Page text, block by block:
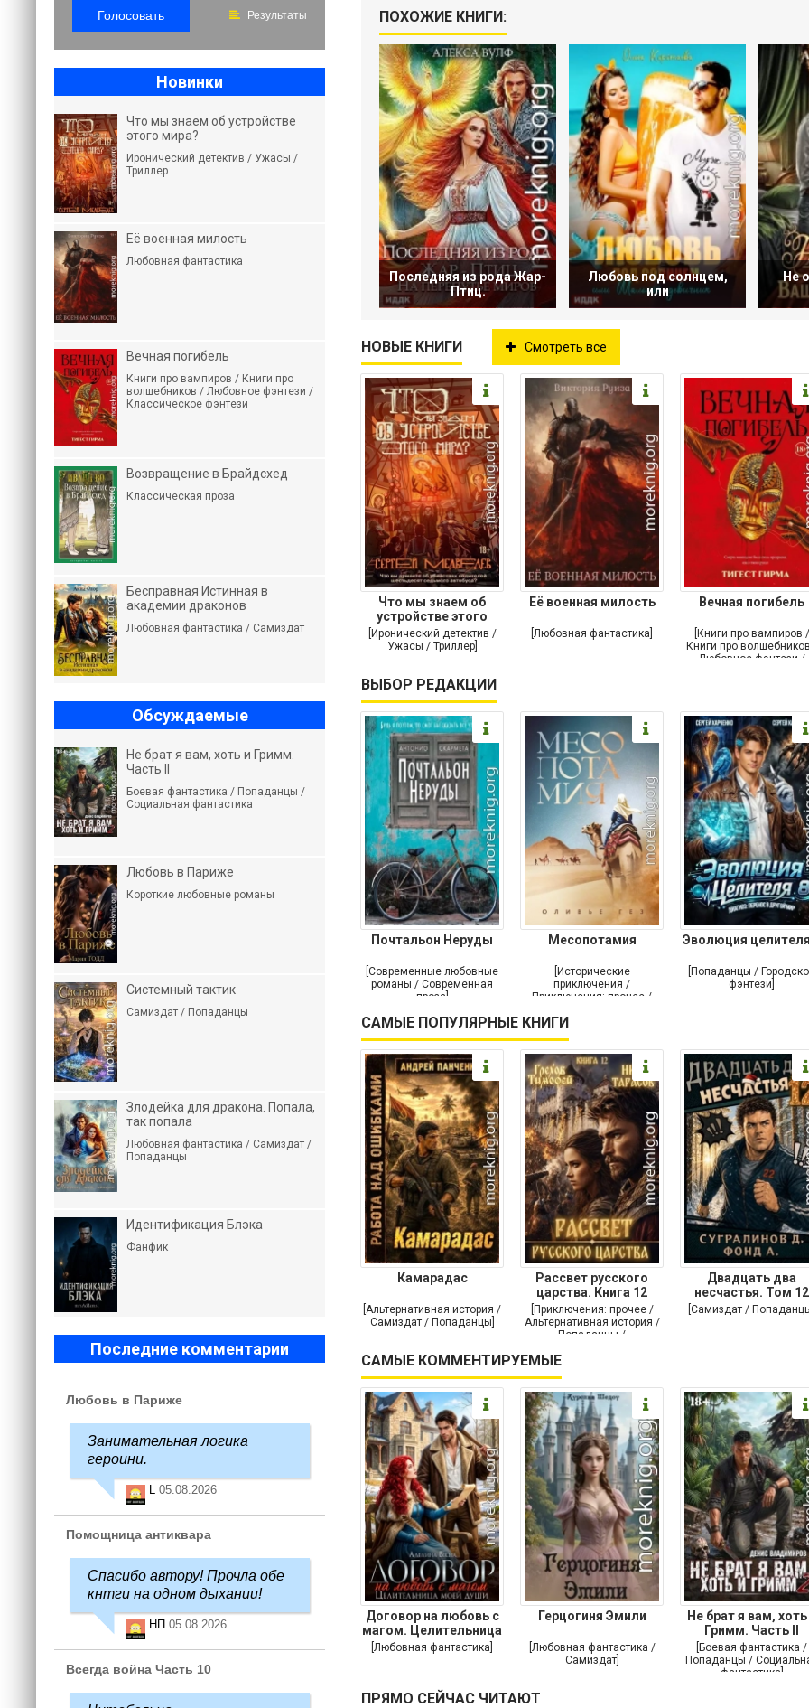
ПОХОЖИЕ КНИГИ:
Последняя из рода Жар-
Птиц.
Любовь под солнцем,
или
Не
НОВЫЕ КНИГИ Смотреть все
Что мы знаем об
устройстве этого
мира?
[Иронический детектив /
Ужасы / Триллер]
Её военная милость
[Любовная фантастика]
Вечная погибель
[Книги про вампиров /
Книги про
Любовное фэнтези /
ВЫБОР РЕДАКЦИИ
Почтальон Неруды
[Современные любовные
романы / Современная
проза]
Месопотамия
[Исторические
приключения /
Приключения: прочее /
Историческая проза]
Эволюция
[Попаданцы /
фэнтези]
САМЫЕ ПОПУЛЯРНЫЕ КНИГИ
Камарадас
[Альтернативная история /
Самиздат / Попаданцы]
Рассвет русского
царства. Книга 12
[Приключения: прочее /
Альтернативная история /
Попаданцы /
приключения]
Двадцать два
несчастья. Том 12
[Самиздат /
САМЫЕ КОММЕНТИРУЕМЫЕ
Договор на любовь с
магом. Целительница
моей души
[Любовная фантастика]
Герцогиня Эмили
[Любовная фантастика /
Самиздат]
Не брат я вам, хоть
Гримм. Часть II
[Боевая фантастика /
Попаданцы /
фантастика]
ПРЯМО СЕЙЧАС ЧИТАЮТ
Голосовать Результаты
Новинки
Что мы знаем об устройстве
этого мира?
Иронический детектив / Ужасы /
Триллер
Её военная милость
Любовная фантастика
Вечная погибель
Книги про вампиров / Книги про
волшебников / Любовное фэнтези /
Классическое фэнтези
Возвращение в Брайдсхед
Классическая проза
Бесправная Истинная в
академии драконов
Любовная фантастика / Самиздат
Обсуждаемые
Не брат я вам, хоть и Гримм.
Часть II
Боевая фантастика / Попаданцы /
Социальная фантастика
Любовь в Париже
Короткие любовные романы
Системный тактик
Самиздат / Попаданцы
Злодейка для дракона. Попала,
так попала
Любовная фантастика / Самиздат /
Попаданцы
Идентификация Блэка
Фанфик
Последние комментарии
Любовь в Париже
Занимательная логика
героини.
L 05.08.2026
Помощница антиквара
Спасибо автору! Прочла обе
кнтги на одном дыхании!
НП 05.08.2026
Всегда война Часть 10